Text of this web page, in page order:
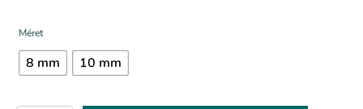
Méret
8 mm 10 mm